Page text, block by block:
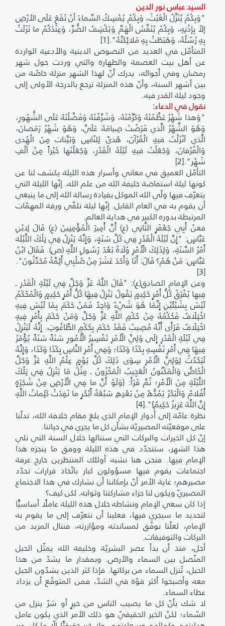
السيد عباس نور الدين
"وَبِكُمْ يُنَزِّلُ الْغَيْثَ، وَبِكُمْ يُمْسِكُ السَّماءَ أنْ تَقَعَ عَلَى الأرْضِ
إلاّ بِإذْنِهِ، وَبِكُمْ يُنَفِّسُ الْهَمَّ وَيَكْشِفُ الضُّرَّ، وَعِنْدَكُمْ ما نَزَلَتْ
بِهِ رُسُلُهُ، وَهَبَطَتْ بِهِ مَلائِكَتُهُ".[1]
المتأمّل في العديد من النصوص الدينية والأدعية الواردة
عن أهل بيت العصمة والطهارة والتي وردت حول شهر
رمضان وفي أجوائه، يدرك أنّ لهذا الشهر منزلة خاصّة من
بين أشهر السنة، وأنّ هذه المنزلة ترجع بالدرجة الأولى إلى
وجود ليلة القدر فيه.
نقول في الدعاء:
"وَهذا شَهْرٌ عَظَّمْتَهُ وَكَرَّمْتَهْ، وَشَرَّفْتَهُ وَفَضَّلْتَهُ عَلَى الشُّهُورِ،
وَهُوَ الشَّهْرُ الَّذي فَرَضْتَ صِيامَهُ عَلَيَّ، وَهُوَ شَهْرُ رَمَضانَ،
الَّذي اَنْزَلْتَ فيهِ الْقُرْآنَ، هُدىً لِلنّاسِ وَبَيِّنات مِنَ الْهُدى
وَالْفُرْقانَ، وَجَعَلْتَ فيهِ لَيْلَةَ الْقَدْرِ، وَجَعَلْتَها خَيْراً مِنْ اَلْفِ
شَهْر".[2]
التأمّل العميق في معاني وأسرار هذه الليلة يكشف لنا عن
كونها ليلة استفاضة خليفة الله من علم الله. إنّها الليلة التي
يتعرّف فيها ولّي الله الموكل بقيادة رسالة الله إلى ما ينبغي
أن يقوم به في العام القابل. إنّها ليلة تلقّي ورقة المهمّات
المرتبطة بدوره الكبير في هداية العالم.
فعنْ أَبِي جَعْفَرٍ الثَّانِي (ع) أَنَّ أَمِيرَ الْمُؤْمِنِينَ (ع) قَالَ لِابْنِ
عَبَّاسٍ: "إِنَّ لَيْلَةَ الْقَدْرِ فِي كُلِّ سَنَةٍ، وَإِنَّهُ يَنْزِلُ فِي تِلْكَ اللَّيْلَة
أَمْرُ السَّنَةِ، وَلِذَلِكَ الْأَمْرِ وُلَاةٌ بَعْدَ رَسُولِ اللَّهِ (ص). فَقَالَ ابْنُ
عَبَّاسٍ: مَنْ هُمْ؟ قَالَ: أَنَا وَأَحَدَ عَشَرَ مِنْ صُلْبِي أَئِمَّةٌ مُحَدَّثُونَ".
[3]
وعن الإمام الصادق(ع): "قَالَ اللَّهُ عَزَّ وَجَلَّ فِي لَيْلَةِ الْقَدْرِ ـ
فِيها يُفْرَقُ كُلُّ أَمْرٍ حَكِيمٍ يَقُولُ يَنْزِلُ فِيهَا كُلُّ أَمْرٍ حَكِيمٍ وَالْمُحْكَمُ
لَيْسَ بِشَيْئَيْنِ إِنَّمَا هُوَ شَيْ‏ءٌ وَاحِدٌ فَمَنْ حَكَمَ بِمَا لَيْسَ فِيهِ
اخْتِلَافٌ فَحُكْمُهُ مِنْ حُكْمِ اللَّهِ عَزَّ وَجَلَّ وَمَنْ حَكَمَ بِأَمْرٍ فِيهِ
اخْتِلَافٌ فَرَأَى أَنَّهُ مُصِيبٌ فَقَدْ حَكَمَ بِحُكْمِ الطَّاغُوتِ. إِنَّهُ لَيَنْزِلُ
فِي لَيْلَةِ الْقَدْرِ إِلَى وَلِيِّ الْأَمْرِ تَفْسِيرُ الْأُمُورِ سَنَةً سَنَةً يُؤْمَرُ
فِيهَا فِي أَمْرِ نَفْسِهِ بِكَذَا وَكَذَا؛ وَفِي أَمْرِ النَّاسِ بِكَذَا وَكَذَا، وَإِنَّهُ
لَيَحْدُثُ لِوَلِيِّ الْأَمْرِ سِوَى ذَلِكَ كُلَّ يَوْمٍ عِلْمُ اللَّهِ عَزَّ وَجَلَّ
الْخَاصُّ وَالْمَكْنُونُ الْعَجِيبُ الْمَخْزُونُ ـ مِثْلُ مَا يَنْزِلُ فِي تِلْكَ
اللَّيْلَةِ مِنَ الْأَمْرِ؛ ثُمَّ قَرَأَ: {وَلَوْ أَنَّ ما فِي الْأَرْضِ مِنْ شَجَرَةٍ
أَقْلامٌ وَالْبَحْرُ يَمُدُّهُ مِنْ بَعْدِهِ سَبْعَةُ أَبْحُرٍ ما نَفِدَتْ كَلِماتُ اللَّهِ
إِنَّ اللَّهَ عَزِيزٌ حَكِيمٌ}".[4]
نظرة عامّة إلى أدوار الإمام الذي بلغ مقام خلافة الله، تدلّنا
على موقعيّته المصيريّة بشأن كل ما يجري في حياتنا.
إنّ كل الخيرات والبركات التي سننالها خلال السنة التي تلي
هذا الشهر، ستتحدّد في هذه الليلة ووفق ما ينجزه هذا
الإمام فيها. فنحن هنا نشبه أولئك المنتظرين خارج غرفة
اجتماعات يقوم فيها مسؤولون كبار باتّخاذ قرارات تحدّد
مصيرهم؛ غاية الأمر أنّ بإمكاننا أن نشارك في هذا الاجتماع
المصيريّ ويكون لنا جزاء مشاركتنا وثوابه. لكن كيف؟
إذا كان سعي الإمام ونشاطه خلال هذه الليلة عاملًا أساسيًّا
لتحديد ما سيجري فيها، فعلينا أن نتعرّف إلى ما يقوم به
الإمام، لعلّنا نوفّق لمساندته ومؤازرته، فننال المزيد من
البركات والتوفيقات.
أجل، منذ أن بدأ عصر البشريّة وخليفة الله يمثّل الحبل
المتّصل بين السماء والأرض. وبمقدار ما يشدّ من هذا
الحبل، تُنزل السماء من بركاتها. فإذا كثر الذين يشدّون الحبل
معه وأصبحوا أكثر قوّة في الشدّ، فمن المتوقّع أن يزداد
عطاء السماء.
لا شك بأنّ كل ما يصيب الناس من خيرٍ أو شرّ ينزل من
السّماء؛ لكنّ الخير الحقيقيّ هو ذلك الأمر الذي يكون عامل